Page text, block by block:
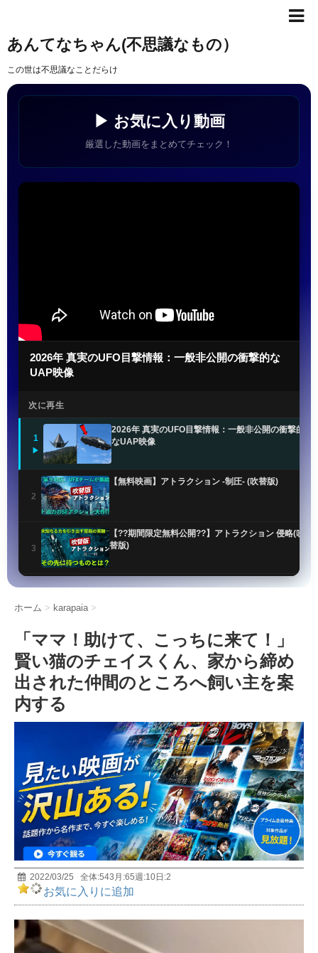
あんてなちゃん(不思議なもの）
この世は不思議なことだらけ
▶ お気に入り動画
厳選した動画をまとめてチェック！
2026年 真実のUFO目撃情報：一般非公開の衝撃的な
UAP映像
次に再生
1
▶
2026年 真実のUFO目撃情報：一般非公開の衝撃的
なUAP映像
2
【無料映画】アトラクション -制圧- (吹替版)
3
【??期間限定無料公開??】アトラクション 侵略(吹
替版)
米軍UFO機密解除!! 非地球人知性体「NHI」の正体
前編 MUTube（ムー チューブ） 2026年7月号
6
宇宙人は存在する? 天才物理学者・野村泰紀が研究
おもしろすぎて眠れなくなる深海の話｜極限環境生
物学者/長沼毅
8
【イエス・キリストの謎】世界25億人が信じる男の
正体とは？
ホーム > karapaia >
「ママ！助けて、こっちに来て！」
賢い猫のチェイスくん、家から締め
出された仲間のところへ飼い主を案
内する
2022/03/25 全体:543 月:65週:10日:2
お気に入りに追加